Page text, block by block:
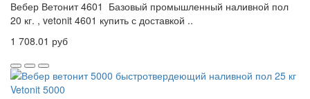
Вебер Ветонит 4601 Базовый промышленный наливной пол
20 кг. , vetonit 4601 купить с доставкой ..
1 708.01 руб